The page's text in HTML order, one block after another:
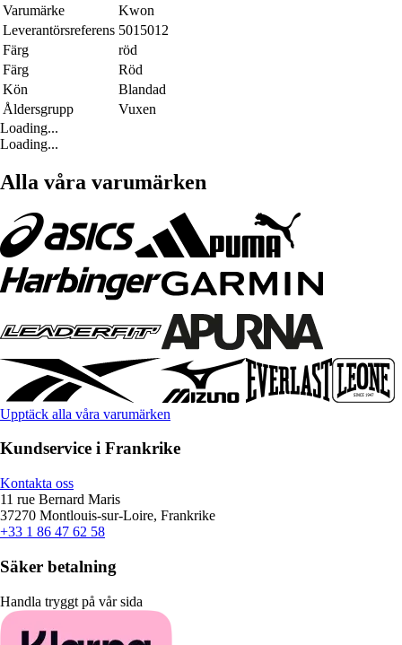
Varumärke
Kwon
Leverantörsreferens 5015012
Färg
röd
Färg
Röd
Kön
Blandad
Åldersgrupp
Vuxen
Loading...
Loading...
Alla våra varumärken
Upptäck alla våra varumärken
Kundservice i Frankrike
Kontakta oss
11 rue Bernard Maris
37270 Montlouis-sur-Loire, Frankrike
+33 1 86 47 62 58
Säker betalning
Handla tryggt på vår sida